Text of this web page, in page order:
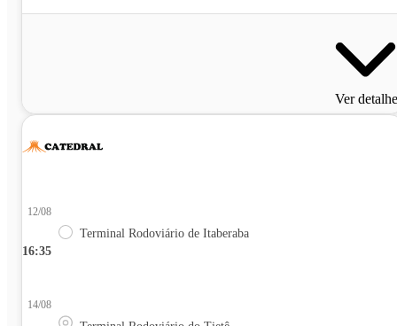
Ver
16:35
12/08
Terminal Rodoviário de Itaberaba
14/08